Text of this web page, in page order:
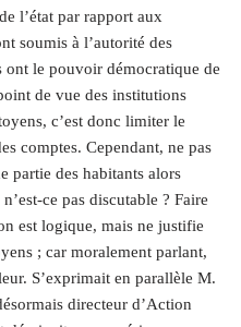
l’état par rapport aux
soumis à l’autorité des
ont le pouvoir démocratique de
de vue des institutions
c’est donc limiter le
comptes. Cependant, ne pas
partie des habitants alors
ce pas discutable ? Faire
est logique, mais ne justifie
; car moralement parlant,
S’exprimait en parallèle M.
directeur d’Action